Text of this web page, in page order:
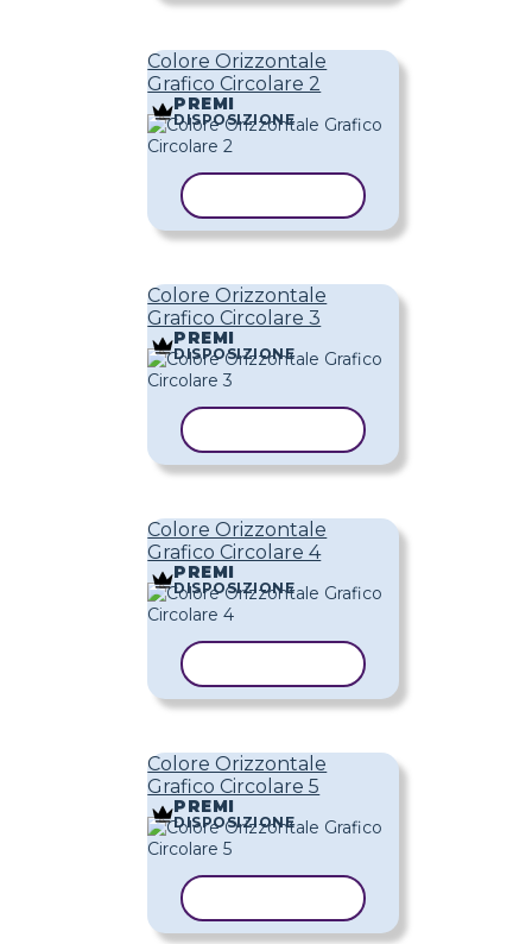
Colore Orizzontale
Grafico Circolare 2
PREMI
DISPOSIZIONE
Colore Orizzontale
Grafico Circolare 3
PREMI
DISPOSIZIONE
Colore Orizzontale
Grafico Circolare 4
PREMI
DISPOSIZIONE
Colore Orizzontale
Grafico Circolare 5
PREMI
DISPOSIZIONE